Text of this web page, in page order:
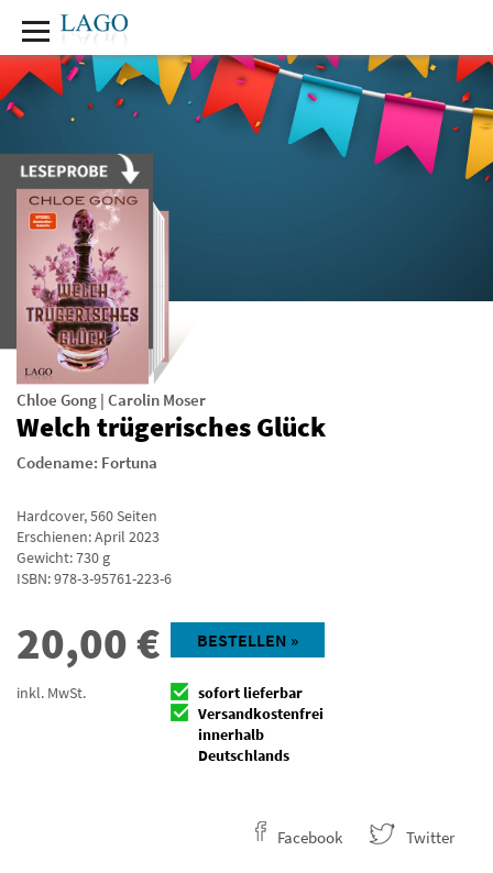
Chloe Gong | Carolin Moser
Welch trügerisches Glück
Codename: Fortuna
Hardcover,560Seiten
Erschienen: April 2023
Gewicht: 730 g
ISBN:978-3-95761-223-6
20,00€
inkl. MwSt.
BESTELLEN »
sofort lieferbar
Versandkostenfrei
innerhalb
Deutschlands
Facebook Twitter